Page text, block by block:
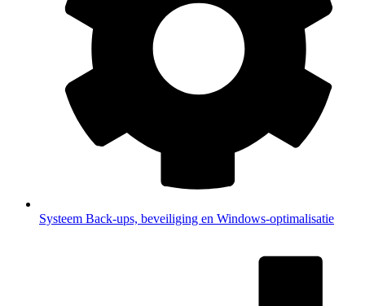
Systeem Back-ups, beveiliging en Windows-optimalisatie